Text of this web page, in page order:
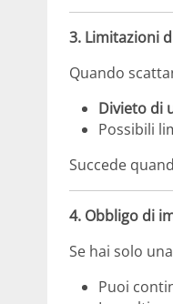
3. Limitazioni
Quando
Divieto di
Possibili
Succede
4. Obbligo di
Se hai solo
Puoi